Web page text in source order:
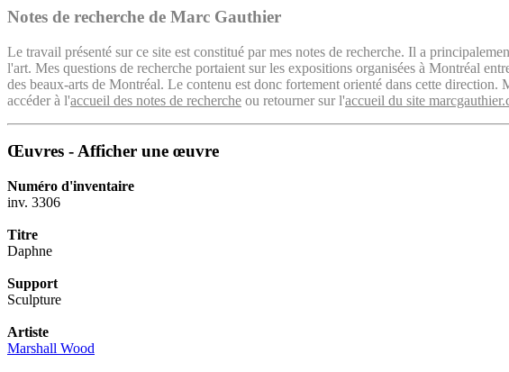
Notes de recherche de Marc Gauthier
Le travail présenté sur ce site est constitué par mes notes de recherche. Il a
l'art. Mes questions de recherche portaient sur les expositions organisées à Montréal
des beaux-arts de Montréal. Le contenu est donc fortement orienté dans cette
accéder à l'accueil des notes de recherche ou retourner sur l'accueil du site
Œuvres - Afficher une œuvre
Numéro d'inventaire
inv. 3306
Titre
Daphne
Support
Sculpture
Artiste
Marshall Wood